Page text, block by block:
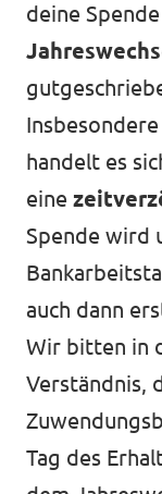
deine Spende
handelt es
eine
Spende wird
auch dann
Wir bitten in
Verständnis,
Tag des